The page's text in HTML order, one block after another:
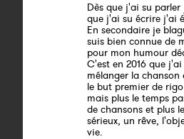
Dès que j'ai su
que j'ai su écrire j'ai
En secondaire je
suis bien connue de
pour mon humour
C'est en 2016 que
mélanger la
le but premier de
mais plus le temps
de chansons et plus
sérieux, un rêve,
vie.